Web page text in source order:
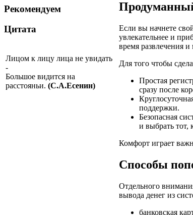
Рекомендуем
Цитата
Лицом к лицу лица не увидать
-
Большое видится на
расстояньи. (С.А.Есенин)
Если вы начнете
увлекательнее и
время развлечения и
Для того чтобы
Простая
сразу после
поддержки.
Безопасная
и выбрать тот,
Комфорт играет
Способы
Отдельного
вывода денег из
банковская